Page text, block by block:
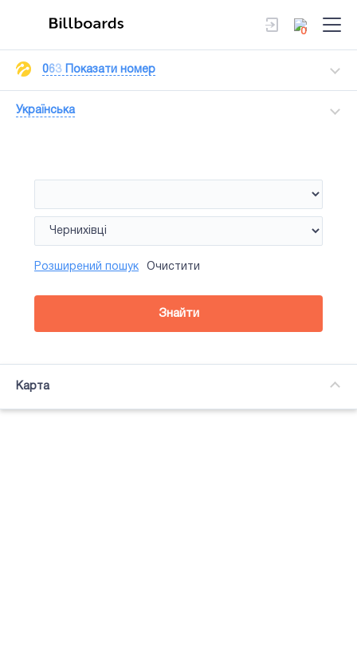
0
063 Показати номер
Українська
Підсвітка
Розширений пошук Очистити
Знайти
Карта